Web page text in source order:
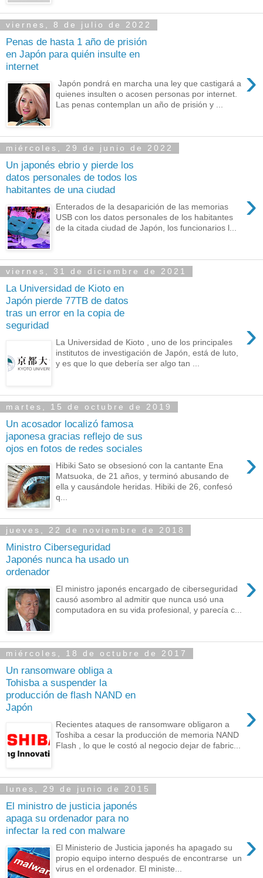
viernes, 8 de julio de 2022
Penas de hasta 1 año de prisión
en Japón para quién insulte en
internet
›
Japón pondrá en marcha una ley que castigará a
quienes insulten o acosen personas por internet.
Las penas contemplan un año de prisión y ...
miércoles, 29 de junio de 2022
Un japonés ebrio y pierde los
datos personales de todos los
habitantes de una ciudad
›
Enterados de la desaparición de las memorias
USB con los datos personales de los habitantes
de la citada ciudad de Japón, los funcionarios l...
viernes, 31 de diciembre de 2021
La Universidad de Kioto en
Japón pierde 77TB de datos
tras un error en la copia de
seguridad
›
La Universidad de Kioto , uno de los principales
institutos de investigación de Japón, está de luto,
y es que lo que debería ser algo tan ...
martes, 15 de octubre de 2019
Un acosador localizó famosa
japonesa gracias reflejo de sus
ojos en fotos de redes sociales
›
Hibiki Sato se obsesionó con la cantante Ena
Matsuoka, de 21 años, y terminó abusando de
ella y causándole heridas. Hibiki de 26, confesó
q...
jueves, 22 de noviembre de 2018
Ministro Ciberseguridad
Japonés nunca ha usado un
ordenador
›
El ministro japonés encargado de ciberseguridad
causó asombro al admitir que nunca usó una
computadora en su vida profesional, y parecía c...
miércoles, 18 de octubre de 2017
Un ransomware obliga a
Tohisba a suspender la
producción de flash NAND en
Japón
›
Recientes ataques de ransomware obligaron a
Toshiba a cesar la producción de memoria NAND
Flash , lo que le costó al negocio dejar de fabric...
lunes, 29 de junio de 2015
El ministro de justicia japonés
apaga su ordenador para no
infectar la red con malware
›
El Ministerio de Justicia japonés ha apagado su
propio equipo interno después de encontrarse un
virus en el ordenador. El ministe...